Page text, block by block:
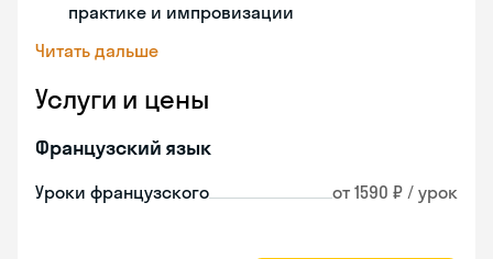
практике и импровизации
Читать дальше
Услуги и цены
Французский язык
Уроки французского от 1590 ₽ / урок